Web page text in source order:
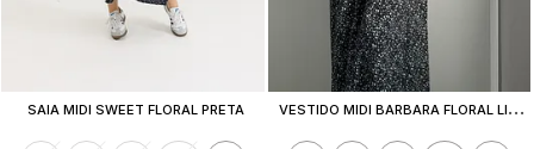
SAIA MIDI SWEET FLORAL PRETA V
ESTIDO MIDI BARBARA FLORAL LIBERTY PRETO